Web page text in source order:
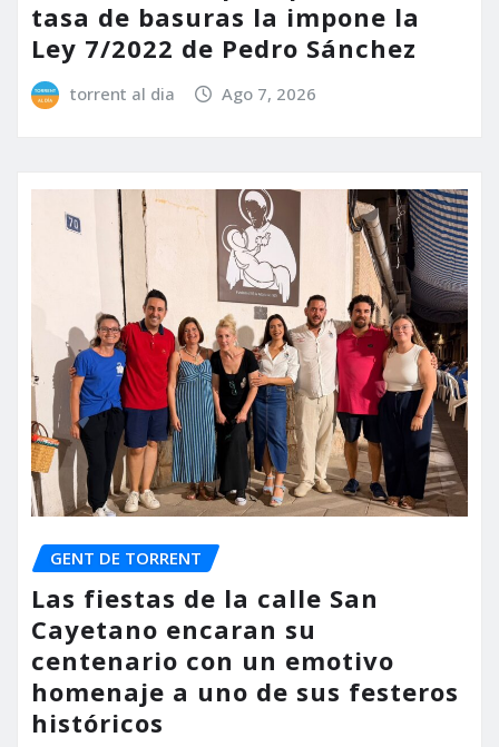
tasa de basuras la impone la
Ley 7/2022 de Pedro Sánchez
torrent al dia Ago 7, 2026
GENT DE TORRENT
Las fiestas de la calle San
Cayetano encaran su
centenario con un emotivo
homenaje a uno de sus festeros
históricos